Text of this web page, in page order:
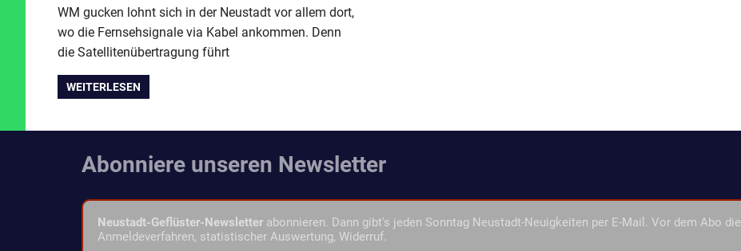
WM gucken lohnt sich in der Neustadt vor allem dort,
wo die Fernsehsignale via Kabel ankommen. Denn
die Satellitenübertragung führt
WEITERLESEN
Abonniere unseren Newsletter
Neustadt-Geflüster-Newsletter abonnieren. Dann gibt's jeden Sonntag Neustadt-Neuigkeiten per E-Mail. Vor dem Abo die
Anmeldeverfahren, statistischer Auswertung, Widerruf.